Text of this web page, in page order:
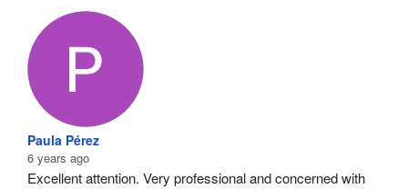
Paula Pérez
6 years ago
Excellent attention. Very professional and concerned with